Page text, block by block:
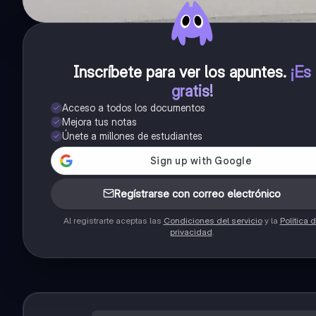
Inscríbete para ver los apuntes. ¡Es
gratis!
Acceso a todos los documentos
Mejora tus notas
Únete a millones de estudiantes
Regístrarse con correo electrónico
Al registrarte aceptas las Condiciones del servicioy la Política
privacidad